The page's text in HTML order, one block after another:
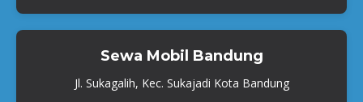
Sewa Mobil Bandung
Jl. Sukagalih, Kec. Sukajadi Kota Bandung